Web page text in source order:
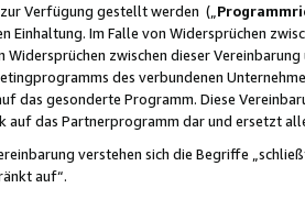
Verfügung gestellt werden („
Einhaltung. Im Falle von Widersprüchen
Widersprüchen zwischen dieser
des verbundenen
das gesonderte Programm. Diese
auf das Partnerprogramm dar und ersetzt
verstehen sich die Begriffe
auf“.